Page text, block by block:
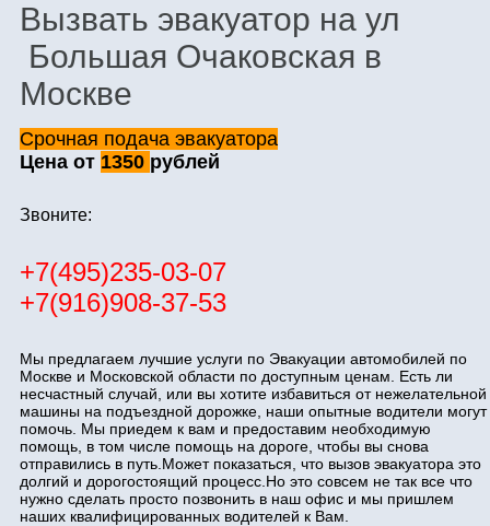
Вызвать эвакуатор на ул
Большая Очаковская в
Москве
Срочная подача эвакуатора
Цена от 1350 рублей
Звоните:
+7(495)235-03-07
+7(916)908-37-53
Мы предлагаем лучшие услуги по Эвакуации автомобилей по
Москве и Московской области по доступным ценам. Есть ли
несчастный случай, или вы хотите избавиться от нежелательной
машины на подъездной дорожке, наши опытные водители могут
помочь. Мы приедем к вам и предоставим необходимую
помощь, в том числе помощь на дороге, чтобы вы снова
отправились в путь.Может показаться, что вызов эвакуатора это
долгий и дорогостоящий процесс.Но это совсем не так все что
нужно сделать просто позвонить в наш офис и мы пришлем
наших квалифицированных водителей к Вам.